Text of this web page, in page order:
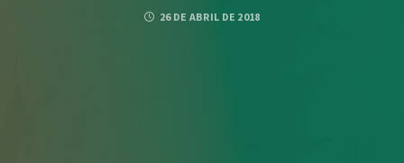
26 DE ABRIL DE 2018